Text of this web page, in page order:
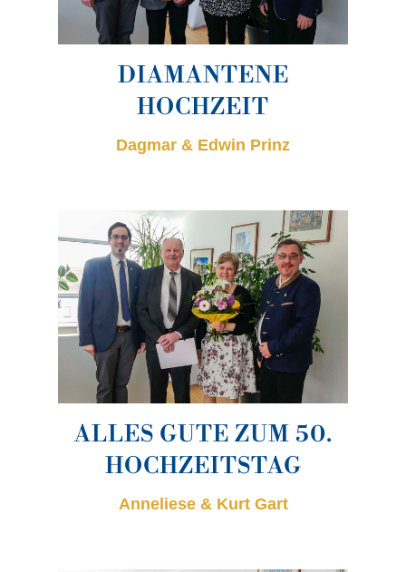
DIAMANTENE
HOCHZEIT
Dagmar & Edwin Prinz
ALLES GUTE ZUM 50.
HOCHZEITSTAG
Anneliese & Kurt Gart